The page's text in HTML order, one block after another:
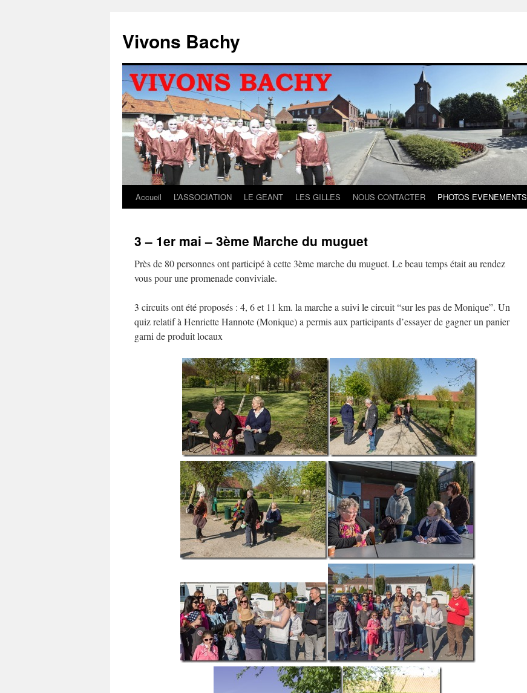
contenu
Vivons Bachy
Accueil L’ASSOCIATION LE GEANT LES GILLES NOUS CONTACTER PHOTOS EVENEMENTS
3 – 1er mai – 3ème Marche du muguet
Près de 80 personnes ont participé à cette 3ème marche du muguet. Le beau temps était au rendez
vous pour une promenade conviviale.
3 circuits ont été proposés : 4, 6 et 11 km. la marche a suivi le circuit “sur les pas de Monique”. Un
quiz relatif à Henriette Hannote (Monique) a permis aux participants d’essayer de gagner un panier
garni de produit locaux